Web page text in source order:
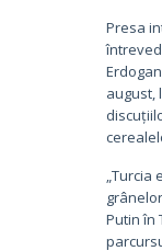
Presa
august,
„Turcia
Putin în